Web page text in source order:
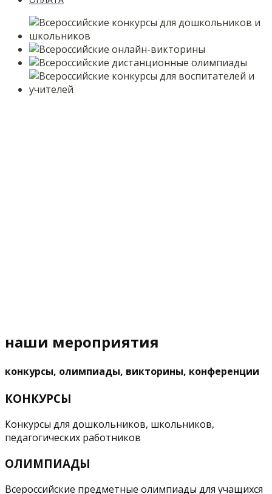
наши мероприятия
конкурсы, олимпиады, викторины, конференции
КОНКУРСЫ
Конкурсы для дошкольников, школьников,
педагогических работников
ОЛИМПИАДЫ
Всероссийские предметные олимпиады для учащихся